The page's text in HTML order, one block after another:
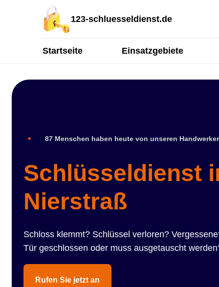
123-schluesseldienst.de
Startseite Einsatzgebiete
87 Menschen haben heute von unseren
Schlüsseldienst
Nierstraß
Schloss klemmt? Schlüssel verloren?
Tür geschlossen oder muss ausgetauscht
Rufen Sie jetzt an